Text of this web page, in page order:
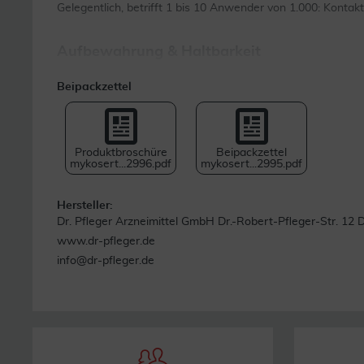
Gelegentlich, betrifft 1 bis 10 Anwender von 1.000:
Sie dürfen das Arzneimittel nach dem auf dem Umkarton
Monats. Nicht über 30°C aufbewahren. Die Lösung ist
Waschbecken). Nicht mehr benötigtes Arzneimittel kann
Pflichttext
verursacht werden (z.B. Fußpilz). Enth.: Propylenglycol u.
Beipackzettel
Produktbroschüre
mykosert...2996.pdf
Beipackzettel
mykosert...2995.pdf
Hersteller:
Dr. Pfleger Arzneimittel GmbH Dr.-Robert-Pfleger-Str. 12
www.dr-pfleger.de
info@dr-pfleger.de